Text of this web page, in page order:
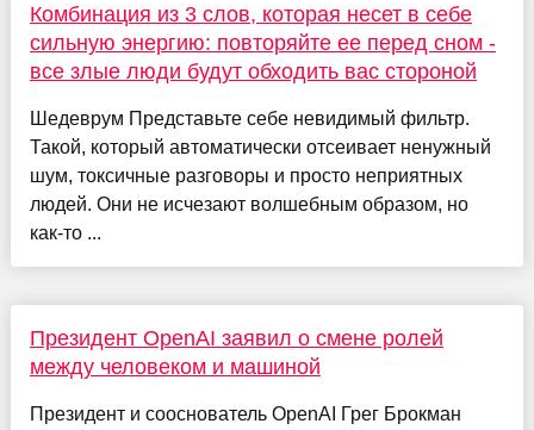
Комбинация из 3 слов, которая несет в себе
сильную энергию: повторяйте ее перед сном -
все злые люди будут обходить вас стороной
Шедеврум Представьте себе невидимый фильтр.
Такой, который автоматически отсеивает ненужный
шум, токсичные разговоры и просто неприятных
людей. Они не исчезают волшебным образом, но
как-то ...
Президент OpenAI заявил о смене ролей
между человеком и машиной
Президент и сооснователь OpenAI Грег Брокман